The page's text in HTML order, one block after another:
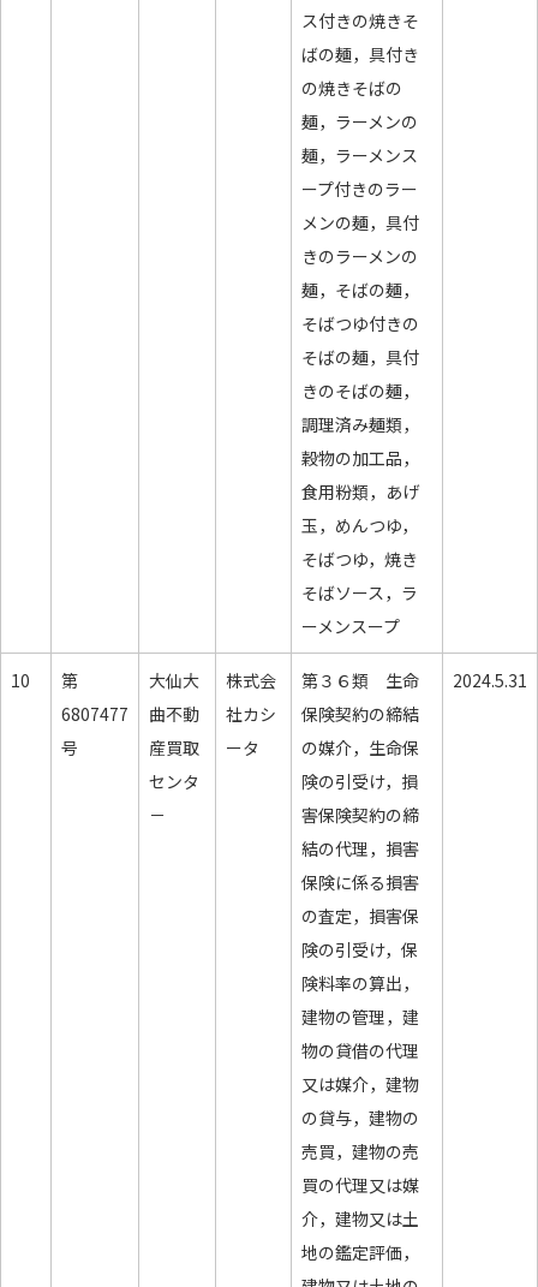
ス付きの焼きそ
ばの麺，具付き
の焼きそばの
麺，ラーメンの
麺，ラーメンス
ープ付きのラー
メンの麺，具付
きのラーメンの
麺，そばの麺，
そばつゆ付きの
そばの麺，具付
きのそばの麺，
調理済み麺類，
穀物の加工品，
食用粉類，あげ
玉，めんつゆ，
そばつゆ，焼き
そばソース，ラ
ーメンスープ
10
第
6807477
号
大仙大
曲不動
産買取
センタ
－
株式会
社カシ
ータ
第３６類 生命
保険契約の締結
の媒介，生命保
険の引受け，損
害保険契約の締
結の代理，損害
保険に係る損害
の査定，損害保
険の引受け，保
険料率の算出，
建物の管理，建
物の貸借の代理
又は媒介，建物
の貸与，建物の
売買，建物の売
買の代理又は媒
介，建物又は土
地の鑑定評価，
2024.5.31